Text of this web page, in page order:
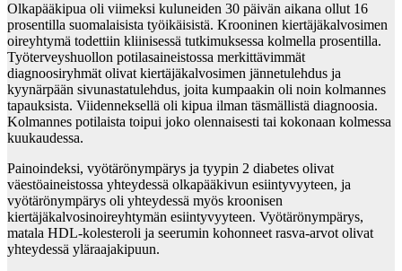
Olkapääkipua oli viimeksi kuluneiden 30 päivän aikana ollut 16
prosentilla suomalaisista työikäisistä. Krooninen kiertäjäkalvosimen
oireyhtymä todettiin kliinisessä tutkimuksessa kolmella prosentilla.
Työterveyshuollon potilasaineistossa merkittävimmät
diagnoosiryhmät olivat kiertäjäkalvosimen jännetulehdus ja
kyynärpään sivunastatulehdus, joita kumpaakin oli noin kolmannes
tapauksista. Viidenneksellä oli kipua ilman täsmällistä diagnoosia.
Kolmannes potilaista toipui joko olennaisesti tai kokonaan kolmessa
kuukaudessa.
Painoindeksi, vyötärönympärys ja tyypin 2 diabetes olivat
väestöaineistossa yhteydessä olkapääkivun esiintyvyyteen, ja
vyötärönympärys oli yhteydessä myös kroonisen
kiertäjäkalvosinoireyhtymän esiintyvyyteen. Vyötärönympärys,
matala HDL-kolesteroli ja seerumin kohonneet rasva-arvot olivat
yhteydessä yläraajakipuun.